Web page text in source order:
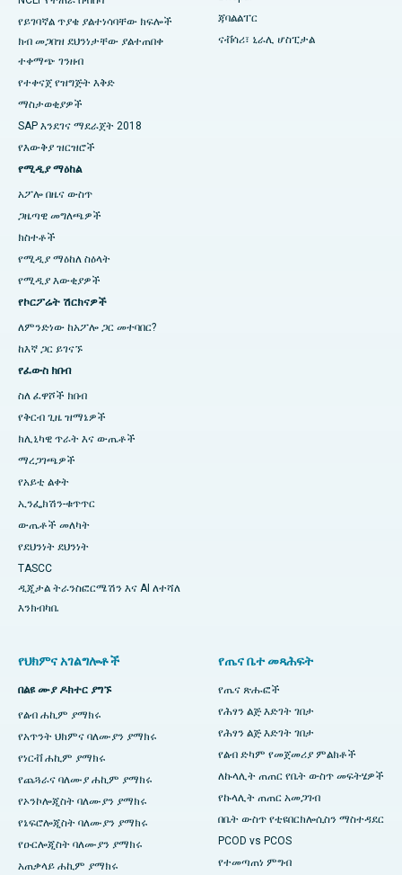
የይገባኛል ጥያቄ ያልተነሳባቸው ክፍሎች
ክብ መጋበዝ ደህንነታቸው ያልተጠበቀ
ተቀማጭ ገንዘብ
የተቀናጀ የዝግጅት እቅድ
ማስታወቂያዎች
SAP እንደገና ማደራጀት 2018
የእውቅያ ዝርዝሮች
የሚዲያ ማዕከል
አፖሎ በዜና ውስጥ
ጋዜጣዊ መግለጫዎች
ክስተቶች
የሚዲያ ማዕከለ ስዕላት
የሚዲያ እውቂያዎች
የኮርፖሬት ሽርክናዎች
ለምንድነው ከአፖሎ ጋር መተባበር?
ከእኛ ጋር ይገናኙ
የፈውስ ክበብ
ስለ ፈዋሾች ክበብ
የቅርብ ጊዜ ዝማኔዎች
ክሊኒካዊ ጥራት እና ውጤቶች
ማረጋገጫዎች
የአይቲ ልቀት
ኢንፌክሽን-ቁጥጥር
ውጤቶች መለካት
የደህንነት ደህንነት
TASCC
ዲጂታል ትራንስፎርሜሽን እና AI ለተሻለ
እንክብካቤ
ጃባልልፐር
ናቭሳሪ፣ ኒራሊ ሆስፒታል
የህክምና አገልግሎቶች
በልዩ ሙያ ዶክተር ያግኙ
የልብ ሐኪም ያማክሩ
የአጥንት ህክምና ባለሙያን ያማክሩ
የነርቭ ሐኪም ያማክሩ
የጨጓራና ባለሙያ ሐኪም ያማክሩ
የኦንኮሎጂስት ባለሙያን ያማክሩ
የኔፍሮሎጂስት ባለሙያን ያማክሩ
የዑርሎጂስት ባለሙያን ያማክሩ
አጠቃላይ ሐኪም ያማክሩ
የጤና ቤተ መጻሕፍት
የጤና ጽሑፎች
የሕፃን ልጅ እድገት ገበታ
የሕፃን ልጅ እድገት ገበታ
የልብ ድካም የመጀመሪያ ምልክቶች
ለኩላሊት ጠጠር የቤት ውስጥ መፍትሄዎች
የኩላሊት ጠጠር አመጋገብ
በቤት ውስጥ የቲዩበርክሎሲስን ማስተዳደር
PCOD vs PCOS
የተመጣጠነ ምግብ